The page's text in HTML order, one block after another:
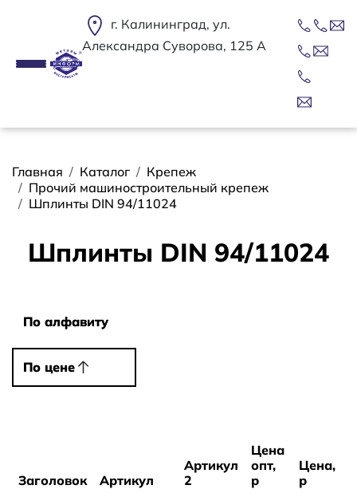
г. Калининград, ул.
Александра Суворова, 125 А
Строка навигации
Главная Каталог
Крепеж
Прочий машиностроительный крепеж
Шплинты DIN 94/11024
Шплинты DIN 94/11024
По алфавиту
По алфавиту
По цене
По цене
Заголовок Артикул
Артикул
2
Цена
опт,
р
Цена,
р